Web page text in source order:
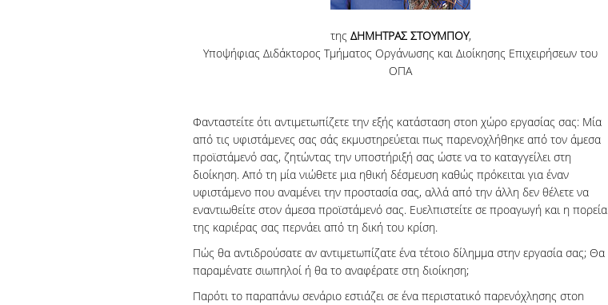
της ΔΗΜΗΤΡΑΣ ΣΤΟΥΜΠΟΥ,
Υποψήφιας Διδάκτορος Τμήματος Οργάνωσης και Διοίκησης Επιχειρήσεων του
ΟΠΑ
Φανταστείτε ότι αντιμετωπίζετε την εξής κατάσταση στοn χώρο εργασίας σας: Μία
από τις υφιστάμενες σας σάς εκμυστηρεύεται πως παρενοχλήθηκε από τον άμεσα
προϊστάμενό σας, ζητώντας την υποστήριξή σας ώστε να το καταγγείλει στη
διοίκηση. Από τη μία νιώθετε μια ηθική δέσμευση καθώς πρόκειται για έναν
υφιστάμενο που αναμένει την προστασία σας, αλλά από την άλλη δεν θέλετε να
εναντιωθείτε στον άμεσα προϊστάμενό σας. Ευελπιστείτε σε προαγωγή και η πορεία
της καριέρας σας περνάει από τη δική του κρίση.
Πώς θα αντιδρούσατε αν αντιμετωπίζατε ένα τέτοιο δίλημμα στην εργασία σας; Θα
παραμένατε σιωπηλοί ή θα το αναφέρατε στη διοίκηση;
Παρότι το παραπάνω σενάριο εστιάζει σε ένα περιστατικό παρενόχλησης στοn